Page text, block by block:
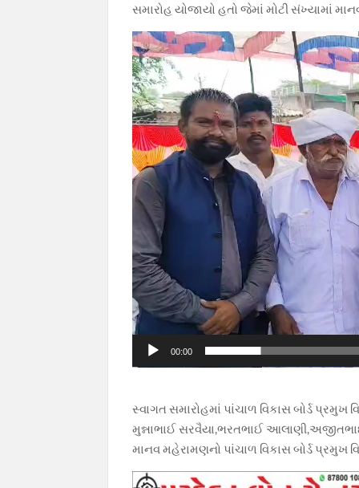
સમારોહ યોજાયો હતો જેમાં મોટી સંખ્યામાં
Video
Player
00:00
સ્વાગત સમારોહમાં પાંચાળ વિકાસ બોર્ડ
મુન્નાભાઈ સરવૈયા,ભરતભાઈ
માનવ મહેરામણનો પાંચાળ વિકાસ બોર્ડ પ્રમુખ